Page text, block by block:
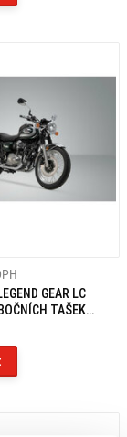
GEAR LC
TAŠEK